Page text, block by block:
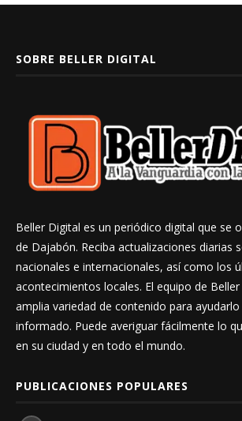
SOBRE BELLER DIGITAL
Beller Digital es un periódico digital que se
de Dajabón. Reciba actualizaciones diarias
nacionales e internacionales, así como los
acontecimientos locales. El equipo de
amplia variedad de contenido para
informado. Puede averiguar fácilmente lo
en su ciudad y en todo el mundo.
PUBLICACIONES POPULARES